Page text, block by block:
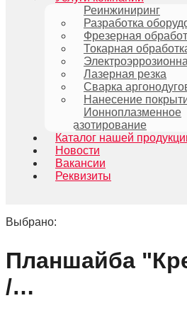
Реинжиниринг
Разработка
Фрезерная
Токарная
Лазерная резка
Сварка
Нанесение
Ионноплазменное
азотирование
Каталог нашей
Новости
Вакансии
Реквизиты
Выбрано:
Планшайба
/…